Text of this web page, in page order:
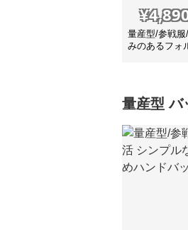
¥
量産型/参戦
みのあるフォ
量産型 バ